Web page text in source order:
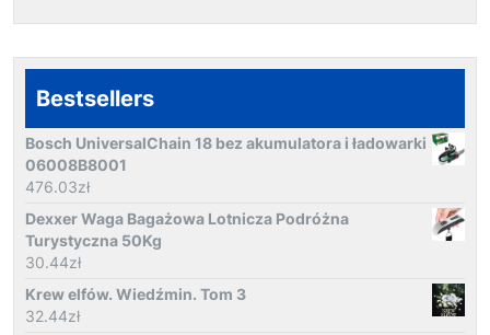
Bestsellers
Bosch UniversalChain 18 bez akumulatora i ładowarki
06008B8001
476.03zł
Dexxer Waga Bagażowa Lotnicza Podróżna
Turystyczna 50Kg
30.44zł
Krew elfów. Wiedźmin. Tom 3
32.44zł